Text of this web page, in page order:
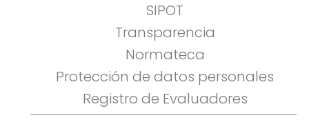
SIPOT
Transparencia
Normateca
Protección de datos personales
Registro de Evaluadores